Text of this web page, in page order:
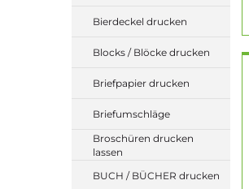
Bierdeckel drucken
Blocks / Blöcke drucken
Briefpapier drucken
Briefumschläge
Broschüren drucken
lassen
BUCH / BÜCHER drucken